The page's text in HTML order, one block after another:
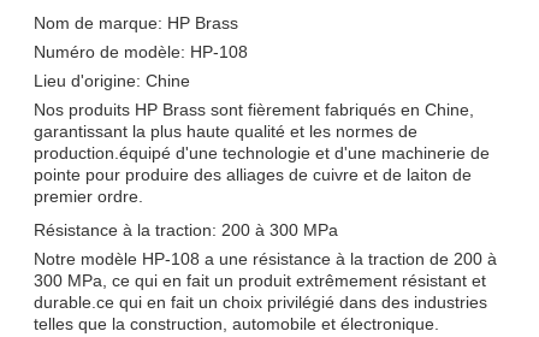
Nom de marque: HP Brass
Numéro de modèle: HP-108
Lieu d'origine: Chine
Nos produits HP Brass sont fièrement fabriqués en Chine,
garantissant la plus haute qualité et les normes de
production.équipé d'une technologie et d'une machinerie de
pointe pour produire des alliages de cuivre et de laiton de
premier ordre.
Résistance à la traction: 200 à 300 MPa
Notre modèle HP-108 a une résistance à la traction de 200 à
300 MPa, ce qui en fait un produit extrêmement résistant et
durable.ce qui en fait un choix privilégié dans des industries
telles que la construction, automobile et électronique.